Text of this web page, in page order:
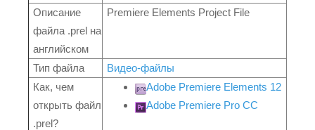
Описание
файла .prel на
английском
Premiere Elements Project File
Тип файла
Видео-файлы
Как, чем
открыть файл
.prel?
Adobe Premiere Elements 12
Adobe Premiere Pro CC